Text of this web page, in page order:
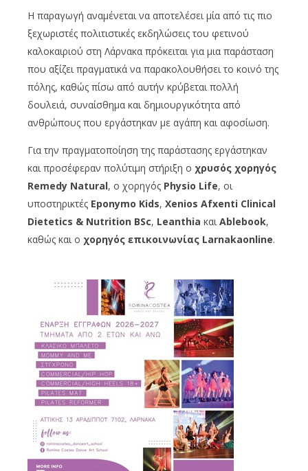
Η παραγωγή αναμένεται να αποτελέσει μία από τις πιο
ξεχωριστές πολιτιστικές εκδηλώσεις του φετινού
καλοκαιριού στη Λάρνακα πρόκειται για μια παράσταση
που αξίζει πραγματικά να παρακολουθήσει το κοινό της
πόλης, καθώς πίσω από αυτήν κρύβεται πολλή
δουλειά, συναίσθημα και δημιουργικότητα από
ανθρώπους που εργάστηκαν με αγάπη και αφοσίωση.
Για την πραγματοποίηση της παράστασης εργάστηκαν
και προσέφεραν πολύτιμη στήριξη ο χρυσός χορηγός
Remedy Natural, ο χορηγός Physio Life, οι
υποστηρικτές Eponymo Kids, Xenios Afxenti Clinical
Dietetics & Nutrition BSc, Leanthia και Ablebook,
καθώς και ο χορηγός επικοινωνίας Larnakaonline.